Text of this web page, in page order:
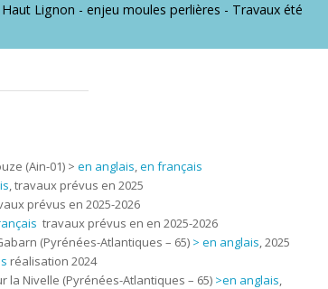
Lignon - enjeu moules perlières - Travaux été
(Ain-01) > en anglais en français
, travaux prévus en 2025
prévus en 2025-2026
travaux prévus en en 2025-2026
(Pyrénées-Atlantiques – 65) > en anglais , 2025
réalisation 2024
Nivelle (Pyrénées-Atlantiques – 65) >en anglais